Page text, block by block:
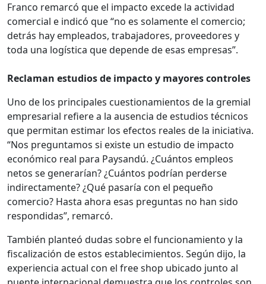
Franco remarcó que el impacto excede la actividad
comercial e indicó que “no es solamente el comercio;
detrás hay empleados, trabajadores, proveedores y
toda una logística que depende de esas empresas”.
Reclaman estudios de impacto y mayores controles
Uno de los principales cuestionamientos de la gremial
empresarial refiere a la ausencia de estudios técnicos
que permitan estimar los efectos reales de la iniciativa.
“Nos preguntamos si existe un estudio de impacto
económico real para Paysandú. ¿Cuántos empleos
netos se generarían? ¿Cuántos podrían perderse
indirectamente? ¿Qué pasaría con el pequeño
comercio? Hasta ahora esas preguntas no han sido
respondidas”, remarcó.
También planteó dudas sobre el funcionamiento y la
fiscalización de estos establecimientos. Según dijo, la
experiencia actual con el free shop ubicado junto al